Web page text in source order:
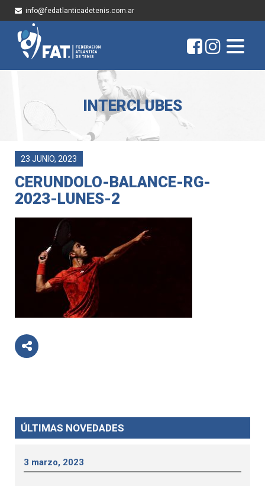
info@fedatlanticadetenis.com.ar
INTERCLUBES
23 JUNIO, 2023
CERUNDOLO-BALANCE-RG-
2023-LUNES-2
ÚLTIMAS NOVEDADES
3 marzo, 2023